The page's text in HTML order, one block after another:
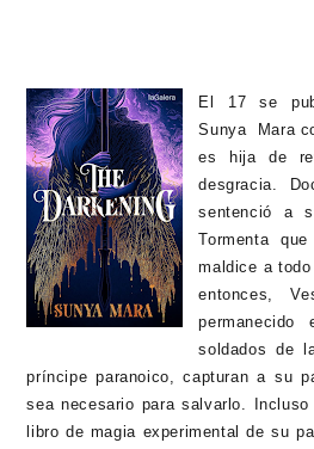
El 17 se
Sunya Mara
es hija de
desgracia.
sentenció a
Tormenta
maldice a
entonces,
permanecido
soldados de
príncipe paranoico, capturan a su
sea necesario para salvarlo.
libro de magia experimental de su